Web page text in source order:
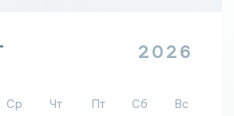
2026
Ср Чт Пт Сб
Вс